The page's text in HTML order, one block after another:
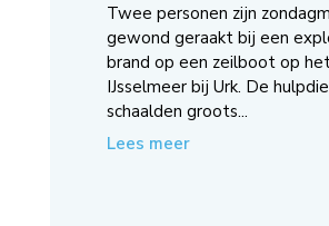
Twee personen zijn
gewond geraakt bij een
brand op een zeilboot op
IJsselmeer bij Urk. De
schaalden groots...
Lees meer